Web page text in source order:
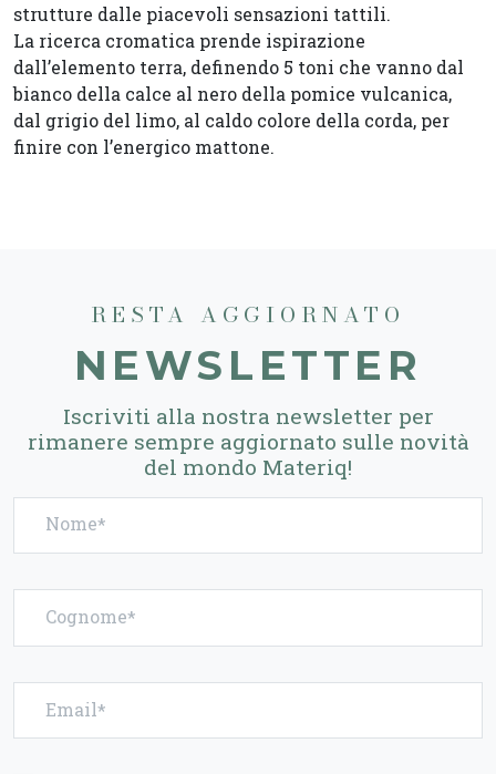
strutture dalle piacevoli sensazioni tattili.
La ricerca cromatica prende ispirazione
dall’elemento terra, definendo 5 toni che vanno dal
bianco della calce al nero della pomice vulcanica,
dal grigio del limo, al caldo colore della corda, per
finire con l’energico mattone.
RESTA AGGIORNATO
NEWSLETTER
Iscriviti alla nostra newsletter per
rimanere sempre aggiornato sulle novità
del mondo Materiq!
Nome
Cognome
Email